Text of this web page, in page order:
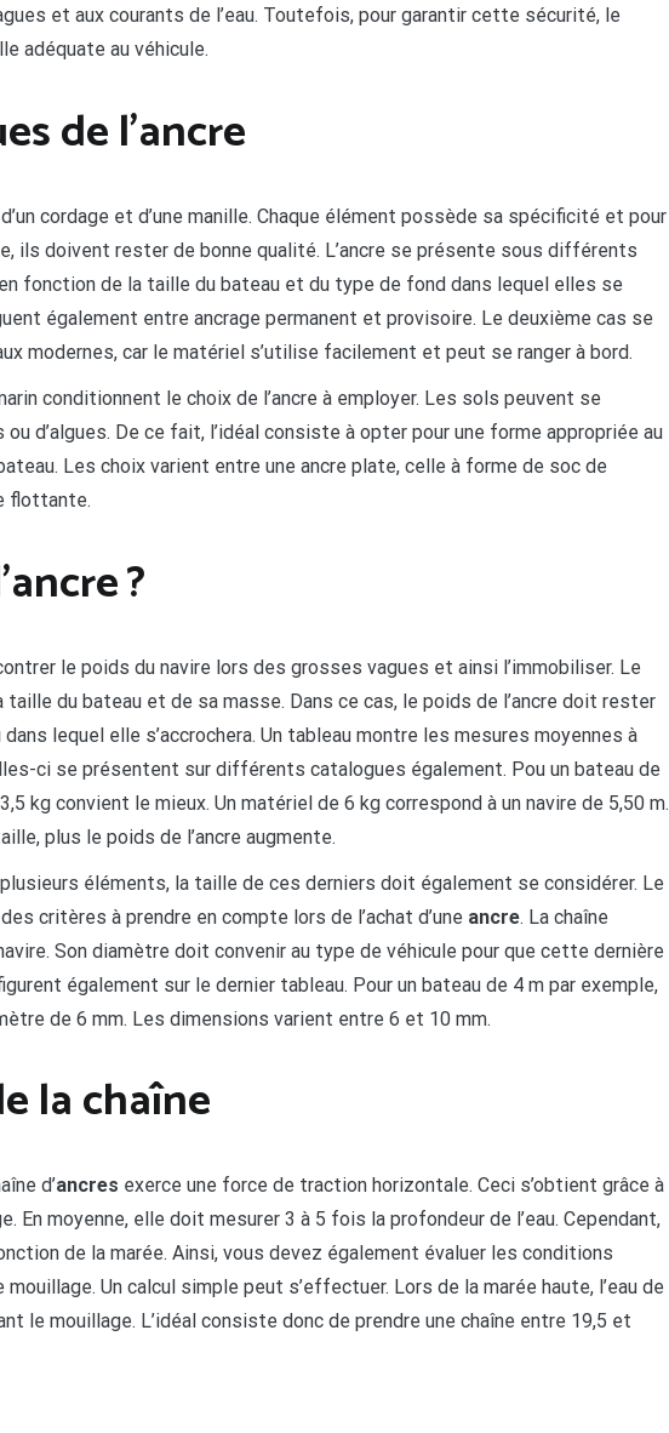
et aux courants de l’eau. Toutefois, pour garantir cette sécurité, le
adéquate au véhicule.
de l’ancre
d’un cordage et d’une manille. Chaque élément possède sa spécificité et pour
ils doivent rester de bonne qualité. L’ancre se présente sous différents
fonction de la taille du bateau et du type de fond dans lequel elles se
également entre ancrage permanent et provisoire. Le deuxième cas se
modernes, car le matériel s’utilise facilement et peut se ranger à bord.
conditionnent le choix de l’ancre à employer. Les sols peuvent se
d’algues. De ce fait, l’idéal consiste à opter pour une forme appropriée au
Les choix varient entre une ancre plate, celle à forme de soc de
flottante.
?
le poids du navire lors des grosses vagues et ainsi l’immobiliser. Le
du bateau et de sa masse. Dans ce cas, le poids de l’ancre doit rester
lequel elle s’accrochera. Un tableau montre les mesures moyennes à
ci se présentent sur différents catalogues également. Pou un bateau de
kg convient le mieux. Un matériel de 6 kg correspond à un navire de 5,50 m.
plus le poids de l’ancre augmente.
éléments, la taille de ces derniers doit également se considérer. Le
critères à prendre en compte lors de l’achat d’une ancre. La chaîne
Son diamètre doit convenir au type de véhicule pour que cette dernière
également sur le dernier tableau. Pour un bateau de 4 m par exemple,
de 6 mm. Les dimensions varient entre 6 et 10 mm.
la chaîne
d’ancres exerce une force de traction horizontale. Ceci s’obtient grâce à
En moyenne, elle doit mesurer 3 à 5 fois la profondeur de l’eau. Cependant,
de la marée. Ainsi, vous devez également évaluer les conditions
Un calcul simple peut s’effectuer. Lors de la marée haute, l’eau de
le mouillage. L’idéal consiste donc de prendre une chaîne entre 19,5 et